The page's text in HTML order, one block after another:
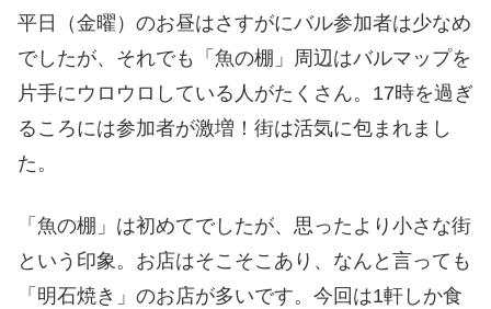
平日（金曜）のお昼はさすがにバル参加者は少なめ
でしたが、それでも「魚の棚」周辺はバルマップを
片手にウロウロしている人がたくさん。17時を過ぎ
るころには参加者が激増！街は活気に包まれまし
た。
「魚の棚」は初めてでしたが、思ったより小さな街
という印象。お店はそこそこあり、なんと言っても
「明石焼き」のお店が多いです。今回は1軒しか食